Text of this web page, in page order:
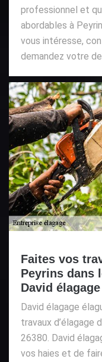
professionnel et
abordables à
vous intéresse,
demandez votre
Faites vos
Peyrins dans
David
David élagage
travaux d’élagage
26380. David
vos haies et de